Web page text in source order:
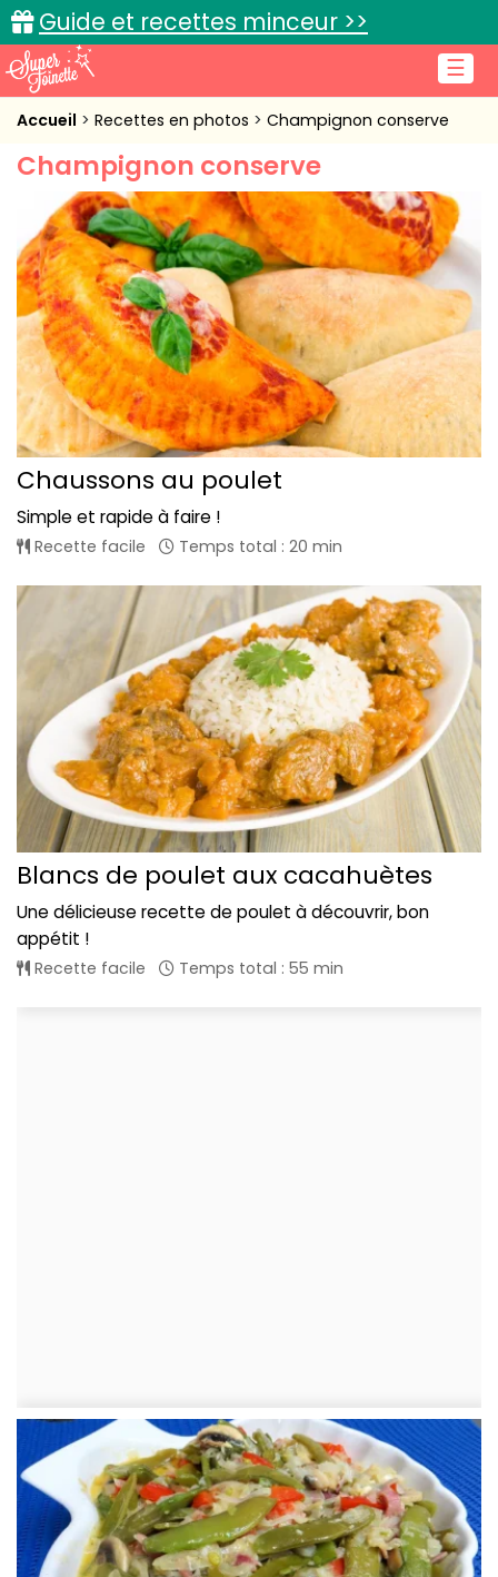
☰
Guide et recettes minceur >>
Accueil
Recettes de cuisine
Cuisine pratique
L'actu cuisine
Connexion
Accueil Recettes en photos Champignon conserve
Champignon conserve
Chaussons au poulet
Simple et rapide à faire !
Recette facile Temps total : 20 min
Blancs de poulet aux cacahuètes
Une délicieuse recette de poulet à découvrir, bon
appétit !
Recette facile Temps total : 55 min